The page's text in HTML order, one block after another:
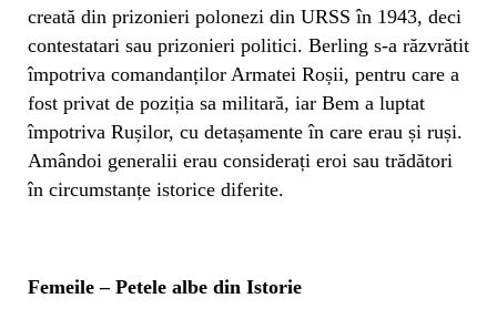
creată din prizonieri polonezi din URSS în 1943, deci
contestatari sau prizonieri politici. Berling s-a răzvrătit
împotriva comandanților Armatei Roșii, pentru care a
fost privat de poziția sa militară, iar Bem a luptat
împotriva Rușilor, cu detașamente în care erau și ruși.
Amândoi generalii erau considerați eroi sau trădători
în circumstanțe istorice diferite.
Femeile – Petele albe din Istorie